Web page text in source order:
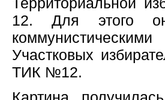
12. Для этого он
Участковых
ТИК №12.